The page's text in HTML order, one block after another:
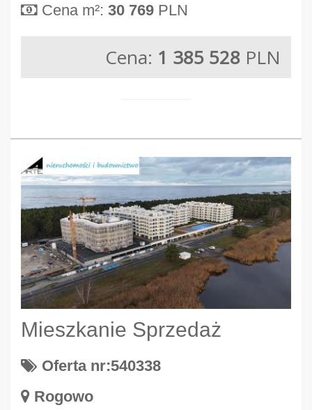
Cena m²: 30 769 PLN
Cena: 1 385 528 PLN
Mieszkanie Sprzedaż
Oferta nr:540338
Rogowo